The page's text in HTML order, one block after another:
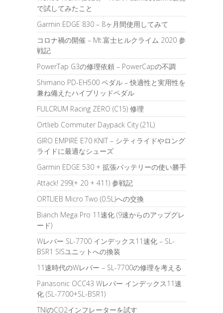
で試してみたこと
Garmin EDGE 830 – 8ヶ月間使用してみて
コロナ禍の開催 – Mt.富士ヒルクライム 2020 参
戦記
PowerTap G3の修理依頼 – PowerCapの不調
Shimano PD-EH500 ペダル – 快適性と実用性を
兼ね備えたハイブリッドペダル
FULCRUM Racing ZERO (C15) 修理
Ortlieb Commuter Daypack City (21L)
GIRO EMPIRE E70 KNIT – シティライドやロング
ライドに最適なシューズ
Garmin EDGE 530 + 拡張バッテリーの使い勝手
Attack! 299(+ 20 + 411) 参戦記
ORTLIEB Micro Two (0.5L)への交換
Bianch Mega Pro 11速化 (9速からのアップグレ
ード)
Wレバー SL-7700 インデックス11速化 – SL-
BSR1 SISユニットへの換装
11速時代のWレバー – SL-7700の修理を考える
Panasonic OCC43 Wレバー インデックス11速
化 (SL-7700+SL-BSR1)
TNIのCO2インフレーターを試す